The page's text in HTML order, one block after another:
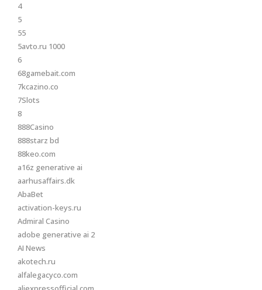
4
5
55
5avto.ru 1000
6
68gamebait.com
7kcazino.co
7Slots
8
888Casino
888starz bd
88keo.com
a16z generative ai
aarhusaffairs.dk
AbaBet
activation-keys.ru
Admiral Casino
adobe generative ai 2
AI News
akotech.ru
alfalegacyco.com